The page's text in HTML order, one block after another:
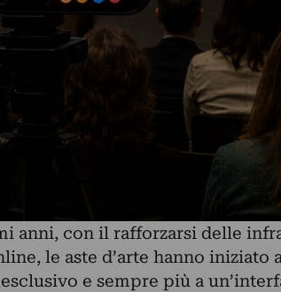
anni, con il rafforzarsi delle
le aste d’arte hanno iniziato
e sempre più a